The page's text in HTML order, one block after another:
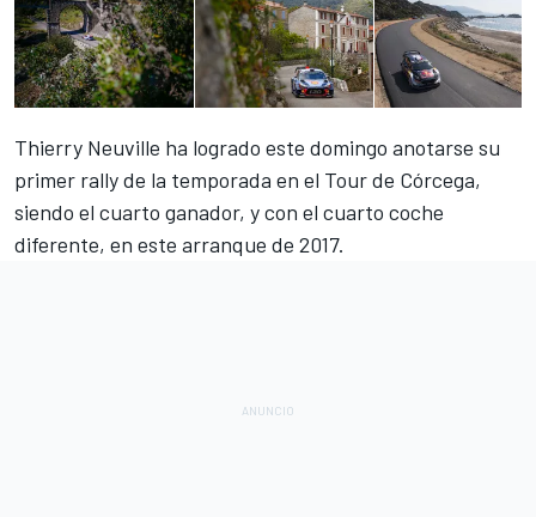
Thierry Neuville ha logrado este domingo anotarse su
primer rally de la temporada en el Tour de Córcega,
siendo el cuarto ganador, y con el cuarto coche
diferente, en este arranque de 2017.